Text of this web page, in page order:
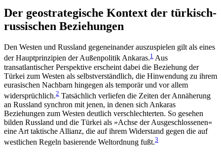
Der geostrategische Kontext der türkisch-
russischen Beziehungen
Den Westen und Russland gegeneinander auszuspielen gilt als eines
der Hauptprinzipien der Außen­politik Ankaras.1 Aus
transatlantischer Perspektive erscheint dabei die Beziehung der
Türkei zum Wes­ten als selbstverständlich, die Hinwendung zu ihrem
eurasischen Nachbarn hingegen als temporär und vor allem
widersprüchlich.2 Tatsächlich verliefen die Zeiten der Annäherung
an Russland synchron mit jenen, in denen sich Ankaras
Beziehungen zum Westen deutlich verschlechterten. So gesehen
bilden Russland und die Türkei als »Achse der Ausgeschlossenen«
eine Art taktische Allianz, die auf ihrem Widerstand gegen die auf
westlichen Regeln basie­rende Weltordnung fußt.3